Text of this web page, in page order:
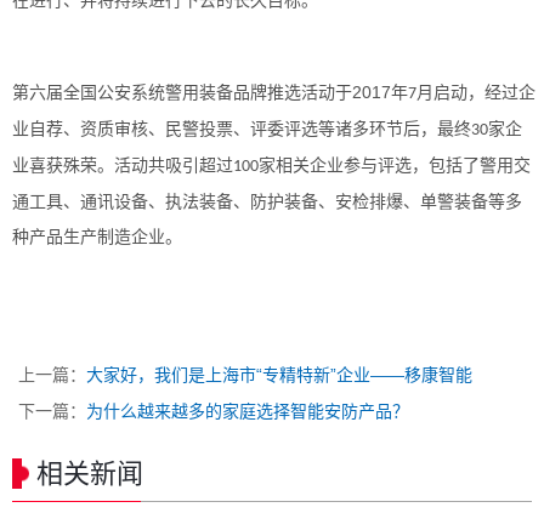
第六届全国公安系统警用装备品牌推选活动于2017年7月启动，经过企
业自荐、资质审核、民警投票、评委评选等诸多环节后，最终30家企
业喜获殊荣。活动共吸引超过100家相关企业参与评选，包括了警用交
通工具、通讯设备、执法装备、防护装备、安检排爆、单警装备等多
种产品生产制造企业。
上一篇： 大家好，我们是上海市“专精特新”企业——移康智能
下一篇： 为什么越来越多的家庭选择智能安防产品？
相关新闻